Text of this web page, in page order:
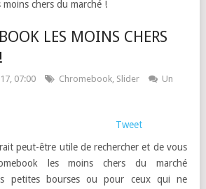
moins chers du marché !
LES MOINS CHERS
07:00 Chromebook, Slider
Un
Tweet
peut-être utile de rechercher et de vous
les moins chers du marché
petites bourses ou pour ceux qui ne